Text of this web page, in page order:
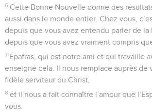
6 Cette Bonne Nouvelle donne des
aussi dans le monde entier. Chez vous,
depuis que vous avez entendu parler de la
depuis que vous avez vraiment compris
7 Épafras, qui est notre ami et qui travaille
enseigné cela. Il nous remplace auprès de
fidèle serviteur du Christ,
8 et il nous a fait connaître l’amour que
vous.